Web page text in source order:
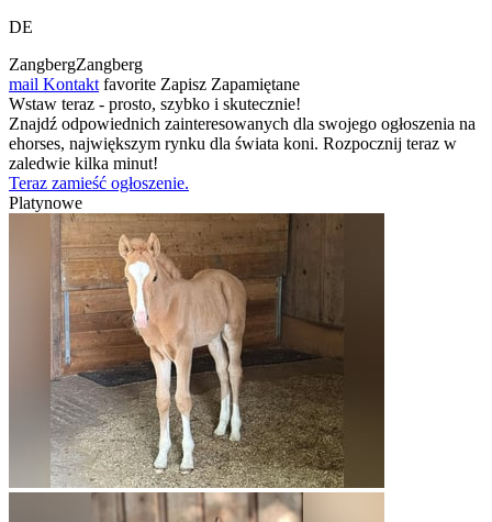
DE
ZangbergZangberg
mail Kontakt favorite Zapisz Zapamiętane
Wstaw teraz - prosto, szybko i skutecznie!
Znajdź odpowiednich zainteresowanych dla swojego ogłoszenia na
ehorses, największym rynku dla świata koni. Rozpocznij teraz w
zaledwie kilka minut!
Teraz zamieść ogłoszenie.
Platynowe